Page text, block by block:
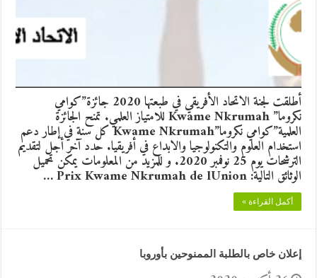
أطلقت لجنة الاتحاد الأفريقي في طبعتها 2020 جائزة”كوامي
نكروما” Kwame Nkrumah للامتياز العلمي. تمنح الجائزة
العلمية”كوامي نكروما”Kwame Nkrumah كل سنة في إطار دعم
استخدام العلوم والتكنولوجيا والابداع في أفريقيا. حدد آخر أجل لتقديم
الترشحات يوم 25 نوفمبر 2020. و للمزيد من المعلومات يمكن تحميل
الوثائق التالية: Prix Kwame Nkrumah de lUnion …
أكمل القراءة »
إعلان خاص بالطلبة الممنوحين بأوروبا